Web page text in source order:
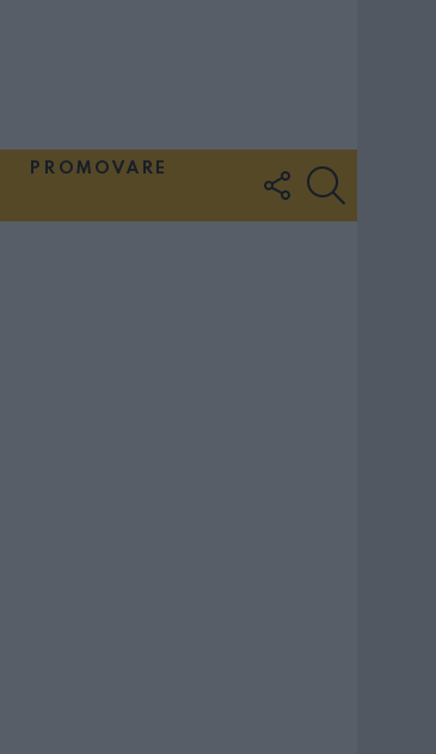
PROMOVARE
FOLLOW
US